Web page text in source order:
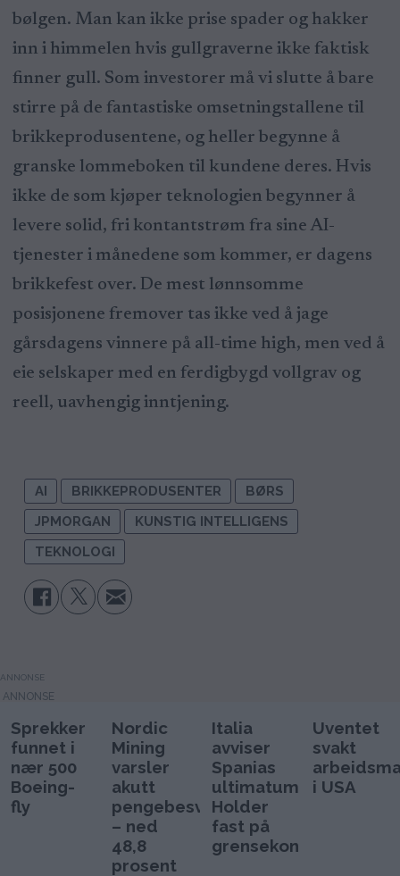
bølgen. Man kan ikke prise spader og hakker
inn i himmelen hvis gullgraverne ikke faktisk
finner gull. Som investorer må vi slutte å bare
stirre på de fantastiske omsetningstallene til
brikkeprodusentene, og heller begynne å
granske lommeboken til kundene deres. Hvis
ikke de som kjøper teknologien begynner å
levere solid, fri kontantstrøm fra sine AI-
tjenester i månedene som kommer, er dagens
brikkefest over. De mest lønnsomme
posisjonene fremover tas ikke ved å jage
gårsdagens vinnere på all-time high, men ved å
eie selskaper med en ferdigbygd vollgrav og
reell, uavhengig inntjening.
AI BRIKKEPRODUSENTER
BØRS
JPMORGAN
KUNSTIG INTELLIGENS
TEKNOLOGI
ANNONSE
Sprekker
funnet i
nær 500
Boeing-
fly
Nordic
Mining
varsler
akutt
pengebesvær
– ned
48,8
prosent
Italia
avviser
Spanias
ultimatum:
Holder
fast på
grensekontrollen
Uventet
svakt
i USA